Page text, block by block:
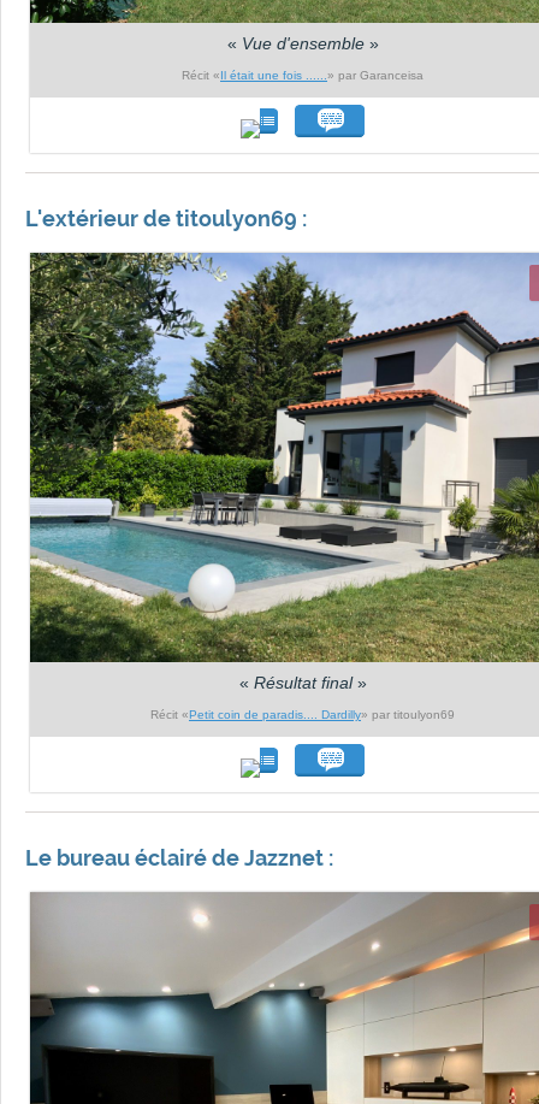
« Vue d'ensemble»
Récit «Il était une fois ......» par Garanceisa
L'extérieur de titoulyon69 :
« Résultat final»
Récit «Petit coin de paradis.... Dardilly» par titoulyon69
Le bureau éclairé de Jazznet :